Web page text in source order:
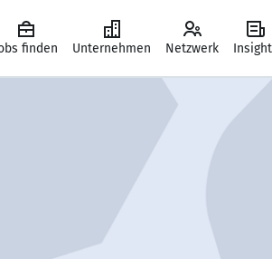
finden Unternehmen Netzwerk